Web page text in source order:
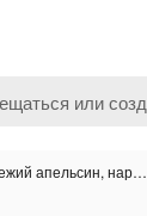
апельсин, нар…